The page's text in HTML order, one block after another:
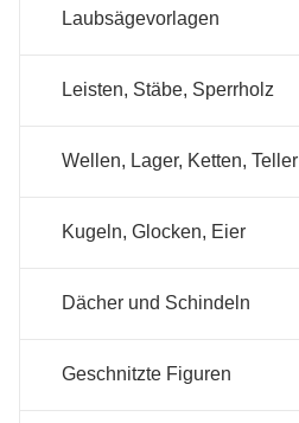
Laubsägevorlagen
Leisten, Stäbe, Sperrholz
Wellen, Lager, Ketten, Teller
Kugeln, Glocken, Eier
Dächer und Schindeln
Geschnitzte Figuren